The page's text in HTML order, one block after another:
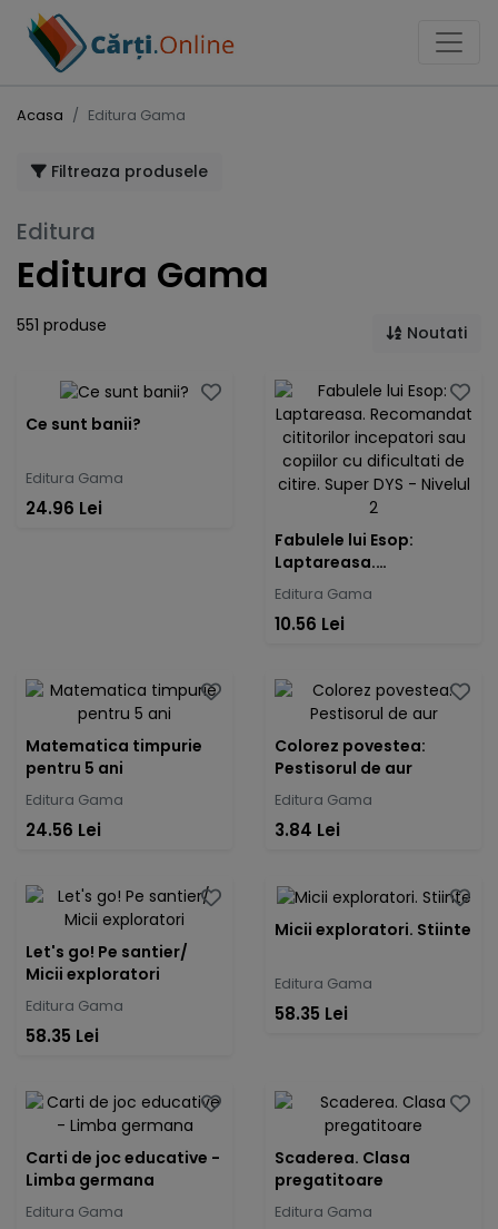
Acasa Editura Gama
Filtreaza produsele
Editura
Editura Gama
551 produse Noutati
Ce sunt banii?
Editura Gama
24.96 Lei
Fabulele lui Esop:
Laptareasa.
Recomandat cititorilor
cu dificultati de citire.
Editura Gama
10.56 Lei
Matematica timpurie
pentru 5 ani
Editura Gama
24.56 Lei
Colorez povestea:
Pestisorul de aur
Editura Gama
3.84 Lei
Let's go! Pe santier/
Micii exploratori
Editura Gama
58.35 Lei
Micii exploratori. Stiinte
Editura Gama
58.35 Lei
Carti de joc educative -
Limba germana
Editura Gama
Scaderea. Clasa
pregatitoare
Editura Gama